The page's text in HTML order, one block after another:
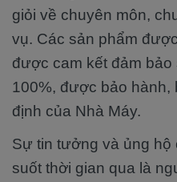
giỏi về chuyên môn,
vụ. Các sản phẩm
được cam kết đảm
100%, được bảo hành,
định của Nhà Máy.
Sự tin tưởng và ủng hộ
suốt thời gian qua là